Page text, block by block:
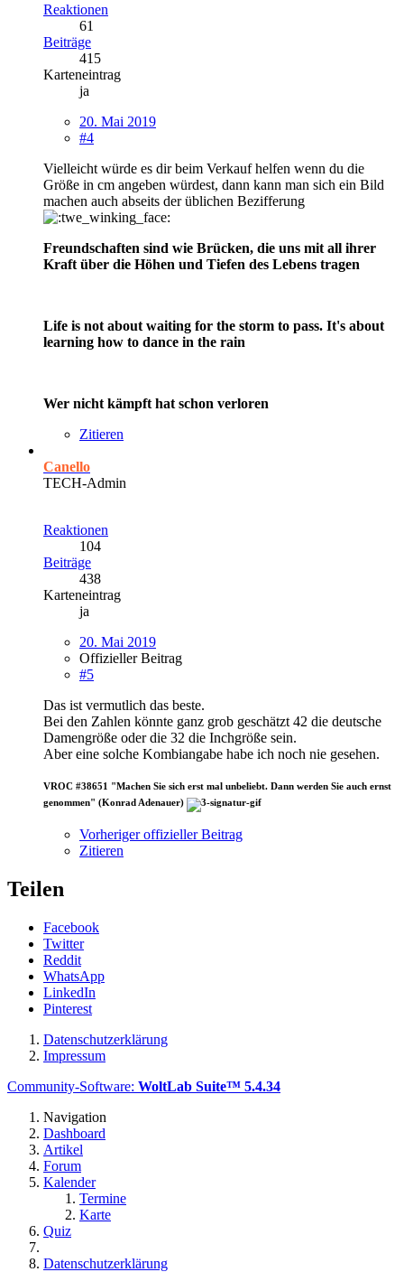
Reaktionen
61
Beiträge
415
Karteneintrag
ja
20. Mai 2019
#4
Vielleicht würde es dir beim Verkauf helfen wenn du die
Größe in cm angeben würdest, dann kann man sich ein Bild
machen auch abseits der üblichen Bezifferung
Freundschaften sind wie Brücken, die uns mit all ihrer
Kraft über die Höhen und Tiefen des Lebens tragen
Life is not about waiting for the storm to pass. It's about
learning how to dance in the rain
Wer nicht kämpft hat schon verloren
Zitieren
Canello
TECH-Admin
Reaktionen
104
Beiträge
438
Karteneintrag
ja
20. Mai 2019
Offizieller Beitrag
#5
Das ist vermutlich das beste.
Bei den Zahlen könnte ganz grob geschätzt 42 die deutsche
Damengröße oder die 32 die Inchgröße sein.
Aber eine solche Kombiangabe habe ich noch nie gesehen.
VROC #38651 "Machen Sie sich erst mal unbeliebt. Dann werden Sie auch ernst
genommen" (Konrad Adenauer)
Vorheriger offizieller Beitrag
Zitieren
Teilen
Facebook
Twitter
Reddit
WhatsApp
LinkedIn
Pinterest
Datenschutzerklärung
Impressum
Community-Software: WoltLab Suite™ 5.4.34
Navigation
Dashboard
Artikel
Forum
Kalender
Termine
Karte
Quiz
Datenschutzerklärung